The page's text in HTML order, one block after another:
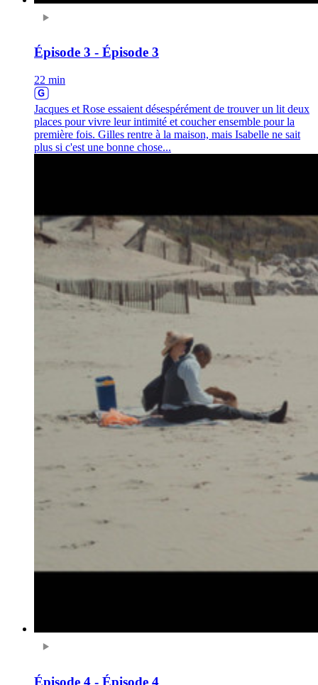
Épisode 3 - Épisode 3
22 min
Jacques et Rose essaient désespérément de trouver un lit deux
places pour vivre leur intimité et coucher ensemble pour la
première fois. Gilles rentre à la maison, mais Isabelle ne sait
plus si c'est une bonne chose...
Épisode 4 - Épisode 4